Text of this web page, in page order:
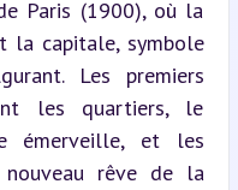
Paris (1900), où la
la capitale, symbole
Les premiers
les quartiers, le
émerveille, et les
rêve de la